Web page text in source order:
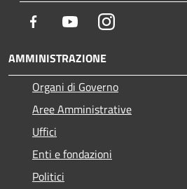
Facebook YoutubeInstagram
AMMINISTRAZIONE
Organi di Governo
Aree Amministrative
Uffici
Enti e fondazioni
Politici